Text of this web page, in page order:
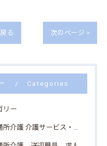
る 次のページ >
Categories
リー
護サービス・非常勤求人・安城市